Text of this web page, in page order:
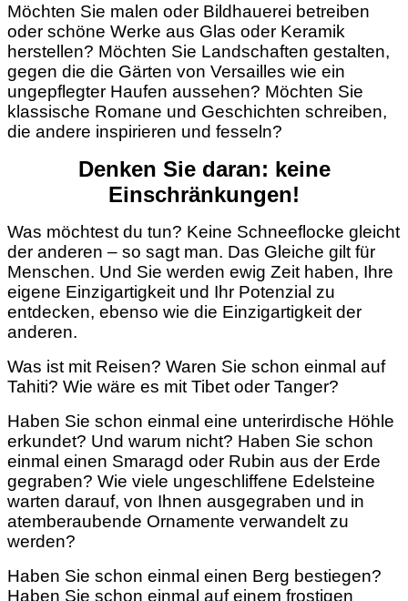
Möchten Sie malen oder Bildhauerei betreiben
oder schöne Werke aus Glas oder Keramik
herstellen? Möchten Sie Landschaften gestalten,
gegen die die Gärten von Versailles wie ein
ungepflegter Haufen aussehen? Möchten Sie
klassische Romane und Geschichten schreiben,
die andere inspirieren und fesseln?
Denken Sie daran: keine
Einschränkungen!
Was möchtest du tun? Keine Schneeflocke gleicht
der anderen – so sagt man. Das Gleiche gilt für
Menschen. Und Sie werden ewig Zeit haben, Ihre
eigene Einzigartigkeit und Ihr Potenzial zu
entdecken, ebenso wie die Einzigartigkeit der
anderen.
Was ist mit Reisen? Waren Sie schon einmal auf
Tahiti? Wie wäre es mit Tibet oder Tanger?
Haben Sie schon einmal eine unterirdische Höhle
erkundet? Und warum nicht? Haben Sie schon
einmal einen Smaragd oder Rubin aus der Erde
gegraben? Wie viele ungeschliffene Edelsteine
warten darauf, von Ihnen ausgegraben und in
atemberaubende Ornamente verwandelt zu
werden?
Haben Sie schon einmal einen Berg bestiegen?
Haben Sie schon einmal auf einem frostigen